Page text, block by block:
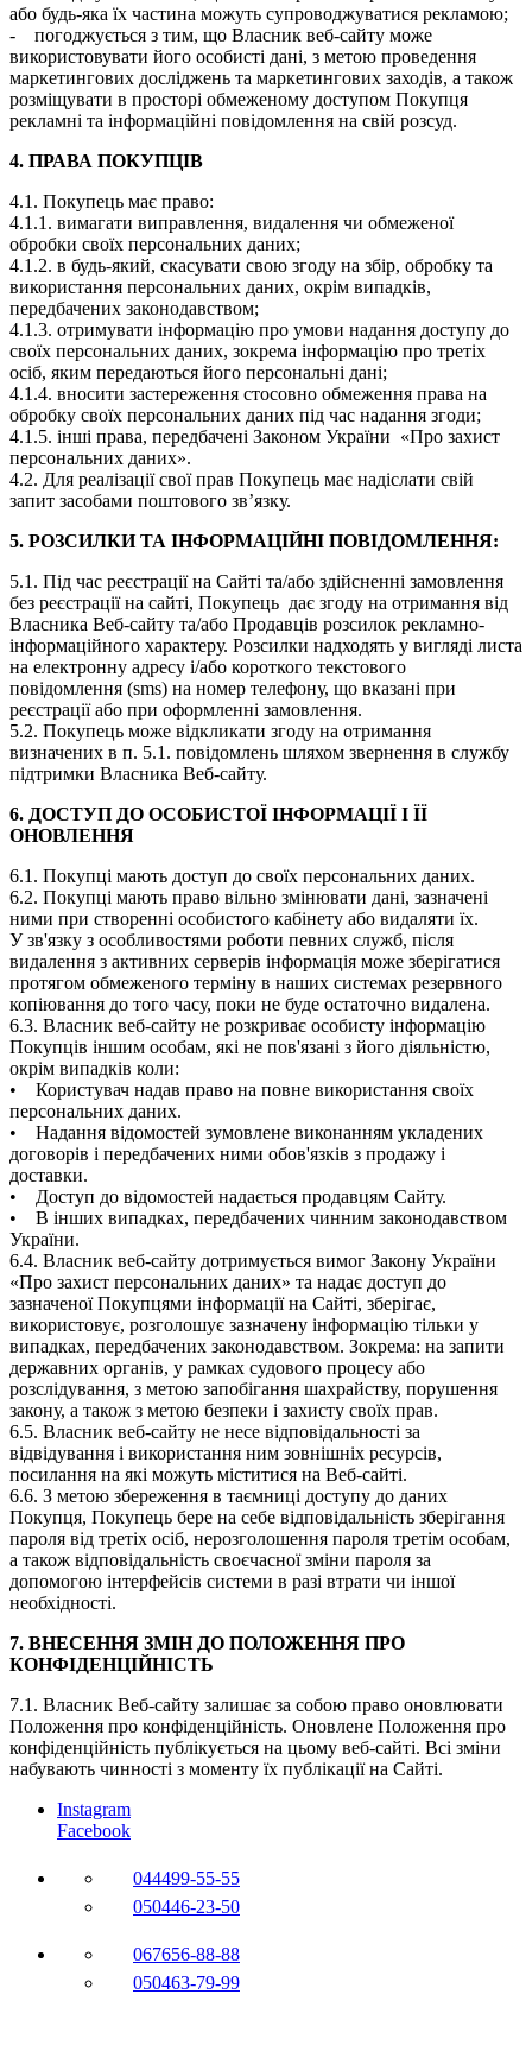
або будь-яка їх частина можуть супроводжуватися рекламою;
- погоджується з тим, що Власник веб-сайту може
використовувати його особисті дані, з метою проведення
маркетингових досліджень та маркетингових заходів, а також
розміщувати в просторі обмеженому доступом Покупця
рекламні та інформаційні повідомлення на свій розсуд.
4. ПРАВА ПОКУПЦІВ
4.1. Покупець має право:
4.1.1. вимагати виправлення, видалення чи обмеженої
обробки своїх персональних даних;
4.1.2. в будь-який, скасувати свою згоду на збір, обробку та
використання персональних даних, окрім випадків,
передбачених законодавством;
4.1.3. отримувати інформацію про умови надання доступу до
своїх персональних даних, зокрема інформацію про третіх
осіб, яким передаються його персональні дані;
4.1.4. вносити застереження стосовно обмеження права на
обробку своїх персональних даних під час надання згоди;
4.1.5. інші права, передбачені Законом України «Про захист
персональних даних».
4.2. Для реалізації свої прав Покупець має надіслати свій
запит засобами поштового зв’язку.
5. РОЗСИЛКИ ТА ІНФОРМАЦІЙНІ ПОВІДОМЛЕННЯ:
5.1. Під час реєстрації на Сайті та/або здійсненні замовлення
без реєстрації на сайті, Покупець дає згоду на отримання від
Власника Веб-сайту та/або Продавців розсилок рекламно-
інформаційного характеру. Розсилки надходять у вигляді листа
на електронну адресу і/або короткого текстового
повідомлення (sms) на номер телефону, що вказані при
реєстрації або при оформленні замовлення.
5.2. Покупець може відкликати згоду на отримання
визначених в п. 5.1. повідомлень шляхом звернення в службу
підтримки Власника Веб-сайту.
6. ДОСТУП ДО ОСОБИСТОЇ ІНФОРМАЦІЇ І ЇЇ
ОНОВЛЕННЯ
6.1. Покупці мають доступ до своїх персональних даних.
6.2. Покупці мають право вільно змінювати дані, зазначені
ними при створенні особистого кабінету або видаляти їх.
У зв'язку з особливостями роботи певних служб, після
видалення з активних серверів інформація може зберігатися
протягом обмеженого терміну в наших системах резервного
копіювання до того часу, поки не буде остаточно видалена.
6.3. Власник веб-сайту не розкриває особисту інформацію
Покупців іншим особам, які не пов'язані з його діяльністю,
окрім випадків коли:
• Користувач надав право на повне використання своїх
персональних даних.
• Надання відомостей зумовлене виконанням укладених
договорів і передбачених ними обов'язків з продажу і
доставки.
• Доступ до відомостей надається продавцям Сайту.
• В інших випадках, передбачених чинним законодавством
України.
6.4. Власник веб-сайту дотримується вимог Закону України
«Про захист персональних даних» та надає доступ до
зазначеної Покупцями інформації на Сайті, зберігає,
використовує, розголошує зазначену інформацію тільки у
випадках, передбачених законодавством. Зокрема: на запити
державних органів, у рамках судового процесу або
розслідування, з метою запобігання шахрайству, порушення
закону, а також з метою безпеки і захисту своїх прав.
6.5. Власник веб-сайту не несе відповідальності за
відвідування і використання ним зовнішніх ресурсів,
посилання на які можуть міститися на Веб-сайті.
6.6. З метою збереження в таємниці доступу до даних
Покупця, Покупець бере на себе відповідальність зберігання
пароля від третіх осіб, нерозголошення пароля третім особам,
а також відповідальність своєчасної зміни пароля за
допомогою інтерфейсів системи в разі втрати чи іншої
необхідності.
7. ВНЕСЕННЯ ЗМІН ДО ПОЛОЖЕННЯ ПРО
КОНФІДЕНЦІЙНІСТЬ
7.1. Власник Веб-сайту залишає за собою право оновлювати
Положення про конфіденційність. Оновлене Положення про
конфіденційність публікується на цьому веб-сайті. Всі зміни
набувають чинності з моменту їх публікації на Сайті.
Instagram
Facebook
044499-55-55
050446-23-50
067656-88-88
050463-79-99